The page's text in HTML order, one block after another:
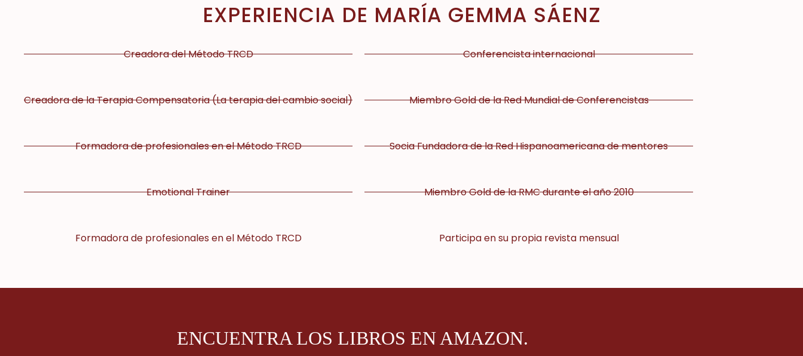
EXPERIENCIA DE MARÍA GEMMA SÁENZ
Creadora del Método TRCD
Creadora de la Terapia Compensatoria (La terapia del cambio social)
Formadora de profesionales en el Método TRCD
Emotional Trainer
Formadora de profesionales en el Método TRCD
Conferencista internacional
Miembro Gold de la Red Mundial de Conferencistas
Socia Fundadora de la Red Hispanoamericana de mentores
Miembro Gold de la RMC durante el año 2010
Participa en su propia revista mensual
ENCUENTRA LOS LIBROS EN AMAZON.